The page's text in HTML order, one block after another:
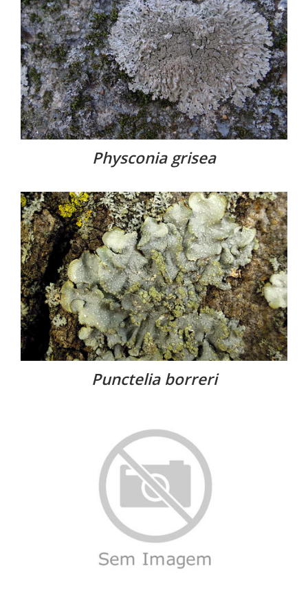
Physconia grisea
Punctelia borreri